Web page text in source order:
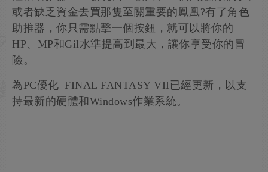
或者缺乏資金去買那隻至關重要的鳳凰?有了角色
助推器，你只需點擊一個按鈕，就可以將你的
HP、MP和Gil水準提高到最大，讓你享受你的冒
險。
為PC優化–FINAL FANTASY VII已經更新，以支
持最新的硬體和Windows作業系統。